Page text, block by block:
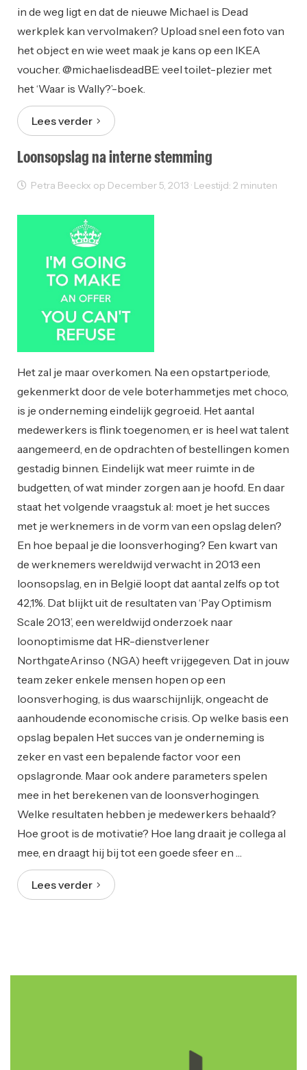
in de weg ligt en dat de nieuwe Michael is Dead
werkplek kan vervolmaken? Upload snel een foto van
het object en wie weet maak je kans op een IKEA
voucher. @michaelisdeadBE: veel toilet-plezier met
het ‘Waar is Wally?’-boek.
Lees verder
Loonsopslag na interne stemming
Petra Beeckx op December 5, 2013 · Leestijd: 2 minuten
Het zal je maar overkomen. Na een opstartperiode,
gekenmerkt door de vele boterhammetjes met choco,
is je onderneming eindelijk gegroeid. Het aantal
medewerkers is flink toegenomen, er is heel wat talent
aangemeerd, en de opdrachten of bestellingen komen
gestadig binnen. Eindelijk wat meer ruimte in de
budgetten, of wat minder zorgen aan je hoofd. En daar
staat het volgende vraagstuk al: moet je het succes
met je werknemers in de vorm van een opslag delen?
En hoe bepaal je die loonsverhoging? Een kwart van
de werknemers wereldwijd verwacht in 2013 een
loonsopslag, en in België loopt dat aantal zelfs op tot
42,1%. Dat blijkt uit de resultaten van ‘Pay Optimism
Scale 2013’, een wereldwijd onderzoek naar
loonoptimisme dat HR-dienstverlener
NorthgateArinso (NGA) heeft vrijgegeven. Dat in jouw
team zeker enkele mensen hopen op een
loonsverhoging, is dus waarschijnlijk, ongeacht de
aanhoudende economische crisis. Op welke basis een
opslag bepalen Het succes van je onderneming is
zeker en vast een bepalende factor voor een
opslagronde. Maar ook andere parameters spelen
mee in het berekenen van de loonsverhogingen.
Welke resultaten hebben je medewerkers behaald?
Hoe groot is de motivatie? Hoe lang draait je collega al
mee, en draagt hij bij tot een goede sfeer en …
Lees verder